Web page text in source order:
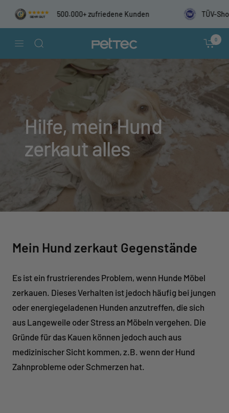
Direkt
500.000+ zufriedene Kunden TÜV-
Navigation
PetTec 0
Hilfe, mein Hund
zerkaut alles
Mein Hund zerkaut Gegenstände
Es ist ein frustrierendes Problem, wenn Hunde Möbel
zerkauen. Dieses Verhalten ist jedoch häufig bei jungen
oder energiegeladenen Hunden anzutreffen, die sich
aus Langeweile oder Stress an Möbeln vergehen. Die
Gründe für das Kauen können jedoch auch aus
medizinischer Sicht kommen, z.B. wenn der Hund
Zahnprobleme oder Schmerzen hat.